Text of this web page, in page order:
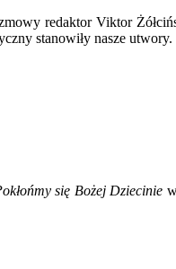
redaktor Viktor
stanowiły nasze utwory.
się Bożej Dziecinie